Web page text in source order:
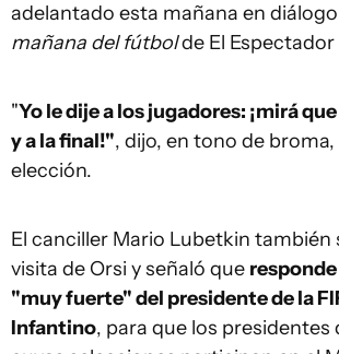
adelantado esta mañana en
mañana del fútbolde El
"Yo le dije a los jugadores: ¡mirá
y a la final!", dijo, en tono de
elección.
El canciller Mario Lubetkin también
visita de Orsi y señaló que
"muy fuerte" del presidente de la
Infantino, para que los presidentes